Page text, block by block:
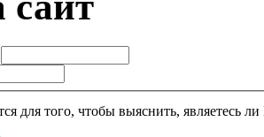
выяснить, являетесь ли Вы человеком или представляете из себя робота